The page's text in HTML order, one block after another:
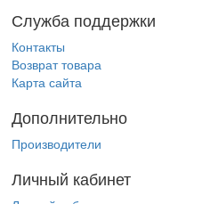
Служба поддержки
Контакты
Возврат товара
Карта сайта
Дополнительно
Производители
Личный кабинет